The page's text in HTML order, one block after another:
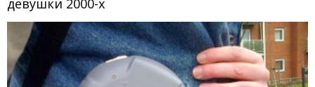
девушки 2000-х